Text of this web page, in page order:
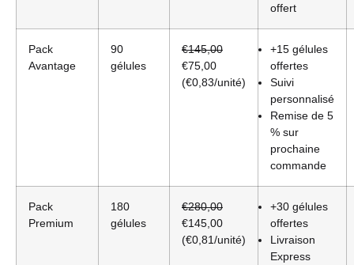
offert
Pack
Avantage
90
gélules
€145,00
€75,00
(€0,83/unité)
+15 gélules
offertes
Suivi
personnalisé
Remise de 5
% sur
prochaine
commande
Pack
Premium
180
gélules
€280,00
€145,00
(€0,81/unité)
+30 gélules
offertes
Livraison
Express